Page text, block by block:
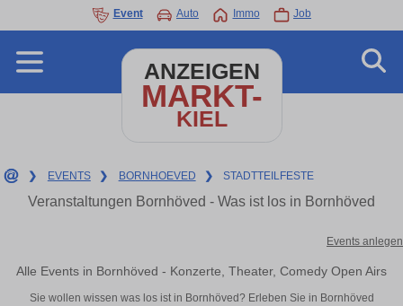
Event Auto Immo Job
ANZEIGEN
MARKT-
KIEL
❯ EVENTS ❯ BORNHOEVED ❯ STADTTEILFESTE
Veranstaltungen Bornhöved - Was ist los in Bornhöved
Events anlegen
Alle Events in Bornhöved - Konzerte, Theater, Comedy Open Airs
Sie wollen wissen was los ist in Bornhöved? Erleben Sie in Bornhöved